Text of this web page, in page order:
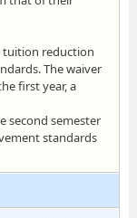
tuition reduction
The waiver
first year, a
second semester
standards